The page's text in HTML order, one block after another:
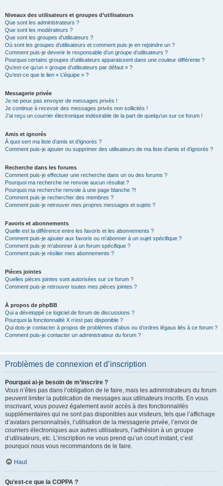
Niveaux des utilisateurs et groupes d’utilisateurs
Que sont les administrateurs ?
Que sont les modérateurs ?
Que sont les groupes d’utilisateurs ?
Où sont les groupes d’utilisateurs et comment puis-je en rejoindre un ?
Comment puis-je devenir le responsable d’un groupe d’utilisateurs ?
Pourquoi certains groupes d’utilisateurs apparaissent dans une couleur différente ?
Qu’est-ce qu’un « groupe d’utilisateurs par défaut » ?
Qu’est-ce que le lien « L’équipe » ?
Messagerie privée
Je ne peux pas envoyer de messages privés !
Je continue à recevoir des messages privés non sollicités !
J’ai reçu un courrier électronique indésirable de la part de quelqu’un sur ce forum !
Amis et ignorés
À quoi sert ma liste d’amis et d’ignorés ?
Comment puis-je ajouter ou supprimer des utilisateurs de ma liste d’amis et d’ignorés ?
Recherche dans les forums
Comment puis-je effectuer une recherche dans un ou des forums ?
Pourquoi ma recherche ne renvoie aucun résultat ?
Pourquoi ma recherche renvoie à une page blanche ?!
Comment puis-je rechercher des membres ?
Comment puis-je retrouver mes propres messages et sujets ?
Favoris et abonnements
Quelle est la différence entre les favoris et les abonnements ?
Comment puis-je ajouter aux favoris ou m’abonner à un sujet spécifique ?
Comment puis-je m’abonner à un forum spécifique ?
Comment puis-je résilier mes abonnements ?
Pièces jointes
Quelles pièces jointes sont autorisées sur ce forum ?
Comment puis-je retrouver toutes mes pièces jointes ?
À propos de phpBB
Qui a développé ce logiciel de forum de discussions ?
Pourquoi la fonctionnalité X n’est pas disponible ?
Qui dois-je contacter à propos de problèmes d’abus ou d’ordres légaux liés à ce forum ?
Comment puis-je contacter un administrateur du forum ?
Problèmes de connexion et d’inscription
Pourquoi ai-je besoin de m’inscrire ?
Vous n’êtes pas dans l’obligation de le faire, mais les administrateurs du forum
peuvent limiter la publication de messages aux utilisateurs inscrits. En vous
inscrivant, vous pouvez également avoir accès à des fonctionnalités
supplémentaires qui ne sont pas disponibles aux visiteurs, tels que l’affichage
d’avatars personnalisés, l’utilisation de la messagerie privée, l’envoi de
courriers électroniques aux autres utilisateurs, l’adhésion à un groupe
d’utilisateurs, etc. L’inscription ne vous prend qu’un court instant, c’est
pourquoi nous vous recommandons de le faire.
Haut
Qu’est-ce que la COPPA ?